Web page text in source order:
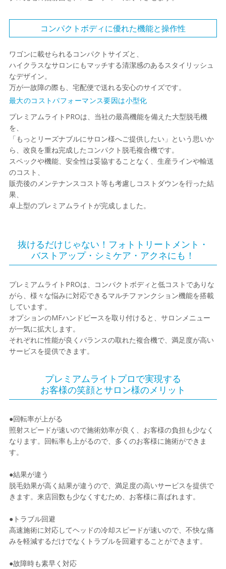
コンパクトボディに優れた機能と操作性
ワゴンに載せられるコンパクトサイズと、
ハイクラスなサロンにもマッチする清潔感のあるスタイリッシュ
なデザイン。
万が一故障の際も、宅配便で送れる安心のサイズです。
最大のコストパフォーマンス要因は小型化
プレミアムライトPROは、当社の最高機能を備えた大型脱毛機
を、
「もっとリーズナブルにサロン様へご提供したい」という思いか
ら、改良を重ね完成したコンパクト脱毛複合機です。
スペックや機能、安全性は妥協することなく、生産ラインや輸送
のコスト、
販売後のメンテナンスコスト等も考慮しコストダウンを行った結
果、
卓上型のプレミアムライトが完成しました。
抜けるだけじゃない！フォトトリートメント・
バストアップ・シミケア・アクネにも！
プレミアムライトPROは、コンパクトボディと低コストでありな
がら、様々な悩みに対応できるマルチファンクション機能を搭載
しています。
オプションのMFハンドピースを取り付けると、サロンメニュー
が一気に拡大します。
それぞれに性能が良くバランスの取れた複合機で、満足度が高い
サービスを提供できます。
プレミアムライトプロで実現する
お客様の笑顔とサロン様のメリット
●回転率が上がる
照射スピードが速いので施術効率が良く、お客様の負担も少なく
なります。回転率も上がるので、多くのお客様に施術ができま
す。
●結果が違う
脱毛効果が高く結果が違うので、満足度の高いサービスを提供で
きます。来店回数も少なくすむため、お客様に喜ばれます。
●トラブル回避
高速施術に対応してヘッドの冷却スピードが速いので、不快な痛
みを軽減するだけでなくトラブルを回避することができます。
●故障時も素早く対応